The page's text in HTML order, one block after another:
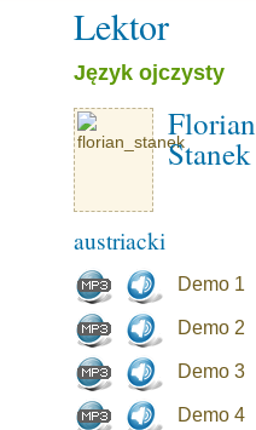
Lektor
Język ojczysty
Florian
Stanek
austriacki
Demo 1
Demo 2
Demo 3
Demo 4